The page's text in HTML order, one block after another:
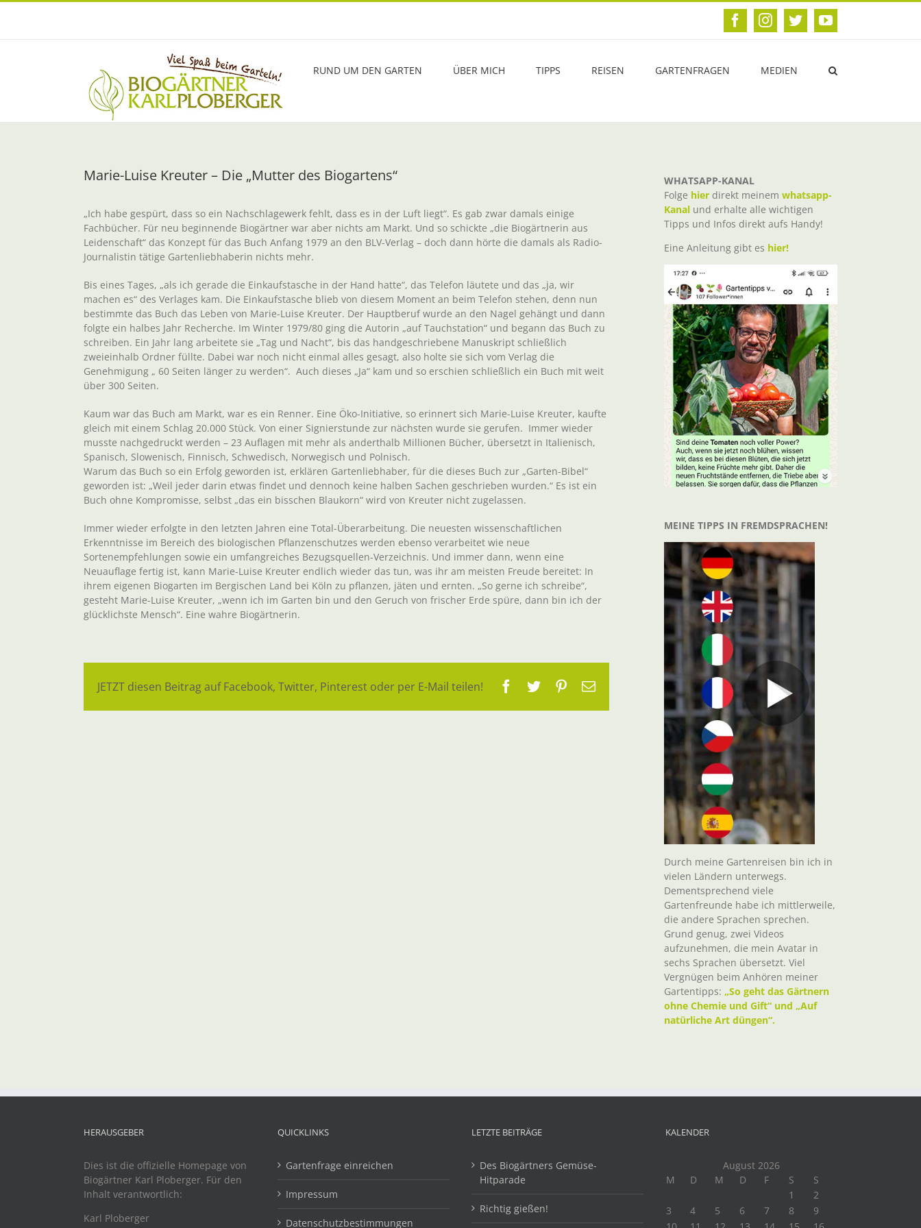
Zum
FacebookInstagram
TwitterYouTube
RUND UM DEN GARTEN ÜBER MICH TIPPS REISEN GARTENFRAGEN MEDIEN
Marie-Luise Kreuter – Die „Mutter des Biogartens“
„Ich habe gespürt, dass so ein Nachschlagewerk fehlt, dass es in der Luft liegt“. Es gab zwar damals einige
Fachbücher. Für neu beginnende Biogärtner war aber nichts am Markt. Und so schickte „die Biogärtnerin aus
Leidenschaft“ das Konzept für das Buch Anfang 1979 an den BLV-Verlag – doch dann hörte die damals als Radio-
Journalistin tätige Gartenliebhaberin nichts mehr.
Bis eines Tages, „als ich gerade die Einkaufstasche in der Hand hatte“, das Telefon läutete und das „ja, wir
machen es“ des Verlages kam. Die Einkaufstasche blieb von diesem Moment an beim Telefon stehen, denn nun
bestimmte das Buch das Leben von Marie-Luise Kreuter. Der Hauptberuf wurde an den Nagel gehängt und dann
folgte ein halbes Jahr Recherche. Im Winter 1979/80 ging die Autorin „auf Tauchstation“ und begann das Buch zu
schreiben. Ein Jahr lang arbeitete sie „Tag und Nacht“, bis das handgeschriebene Manuskript schließlich
zweieinhalb Ordner füllte. Dabei war noch nicht einmal alles gesagt, also holte sie sich vom Verlag die
Genehmigung „ 60 Seiten länger zu werden“. Auch dieses „Ja“ kam und so erschien schließlich ein Buch mit weit
über 300 Seiten.
Kaum war das Buch am Markt, war es ein Renner. Eine Öko-Initiative, so erinnert sich Marie-Luise Kreuter, kaufte
gleich mit einem Schlag 20.000 Stück. Von einer Signierstunde zur nächsten wurde sie gerufen. Immer wieder
musste nachgedruckt werden – 23 Auflagen mit mehr als anderthalb Millionen Bücher, übersetzt in Italienisch,
Spanisch, Slowenisch, Finnisch, Schwedisch, Norwegisch und Polnisch.
Warum das Buch so ein Erfolg geworden ist, erklären Gartenliebhaber, für die dieses Buch zur „Garten-Bibel“
geworden ist: „Weil jeder darin etwas findet und dennoch keine halben Sachen geschrieben wurden.“ Es ist ein
Buch ohne Kompromisse, selbst „das ein bisschen Blaukorn“ wird von Kreuter nicht zugelassen.
Immer wieder erfolgte in den letzten Jahren eine Total-Überarbeitung. Die neuesten wissenschaftlichen
Erkenntnisse im Bereich des biologischen Pflanzenschutzes werden ebenso verarbeitet wie neue
Sortenempfehlungen sowie ein umfangreiches Bezugsquellen-Verzeichnis. Und immer dann, wenn eine
Neuauflage fertig ist, kann Marie-Luise Kreuter endlich wieder das tun, was ihr am meisten Freude bereitet: In
ihrem eigenen Biogarten im Bergischen Land bei Köln zu pflanzen, jäten und ernten. „So gerne ich schreibe“,
gesteht Marie-Luise Kreuter, „wenn ich im Garten bin und den Geruch von frischer Erde spüre, dann bin ich der
glücklichste Mensch“. Eine wahre Biogärtnerin.
JETZT diesen Beitrag auf Facebook, Twitter, Pinterest oder per E-Mail teilen! Facebook
TwitterPinterest
E-
WHATSAPP-KANAL
Folge hier direkt meinem whatsapp-
Kanal und erhalte alle wichtigen
Tipps und Infos direkt aufs Handy!
Eine Anleitung gibt es hier!
MEINE TIPPS IN FREMDSPRACHEN!
Durch meine Gartenreisen bin ich in
vielen Ländern unterwegs.
Dementsprechend viele
Gartenfreunde habe ich mittlerweile,
die andere Sprachen sprechen.
Grund genug, zwei Videos
aufzunehmen, die mein Avatar in
sechs Sprachen übersetzt. Viel
Vergnügen beim Anhören meiner
Gartentipps: „So geht das Gärtnern
ohne Chemie und Gift“ und „Auf
natürliche Art düngen“.
HERAUSGEBER
Dies ist die offizielle Homepage von
Biogärtner Karl Ploberger. Für den
Inhalt verantwortlich:
Karl Ploberger
QUICKLINKS
Gartenfrage einreichen
Impressum
Datenschutzbestimmungen
LETZTE BEITRÄGE
Des Biogärtners Gemüse-
Hitparade
Richtig gießen!
KALENDER
August 2026
M
D M D F S
S
1
2
3
4 5 6 7 8
9